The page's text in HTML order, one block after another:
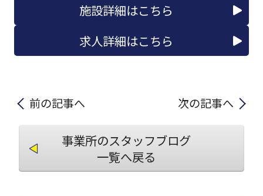
施設詳細はこちら
求人詳細はこちら
前の記事へ 次の記事へ
事業所のスタッフブログ
一覧へ戻る